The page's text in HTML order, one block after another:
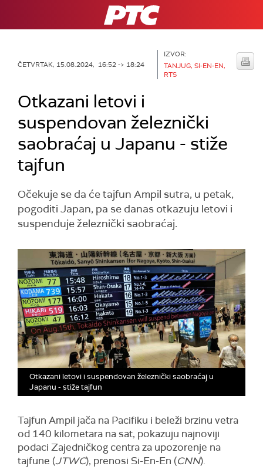
RTS
ČETVRTAK, 15.08.2024, 16:52 -> 18:24
IZVOR:
TANJUG, SI-EN-EN,
RTS
Otkazani letovi i
suspendovan železnički
saobraćaj u Japanu - stiže
tajfun
Očekuje se da će tajfun Ampil sutra, u petak,
pogoditi Japan, pa se danas otkazuju letovi i
suspenduje železnički saobraćaj.
Otkazani letovi i suspendovan železnički saobraćaj u
Japanu - stiže tajfun
Tajfun Ampil jača na Pacifiku i beleži brzinu vetra
od 140 kilometara na sat, pokazuju najnoviji
podaci Zajedničkog centra za upozorenje na
tajfune (JTWC), prenosi Si-En-En (CNN).